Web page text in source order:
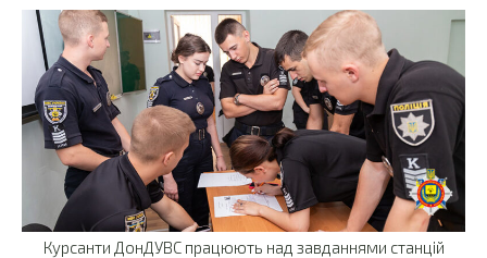
Курсанти ДонДУВС працюють над завданнями станцій